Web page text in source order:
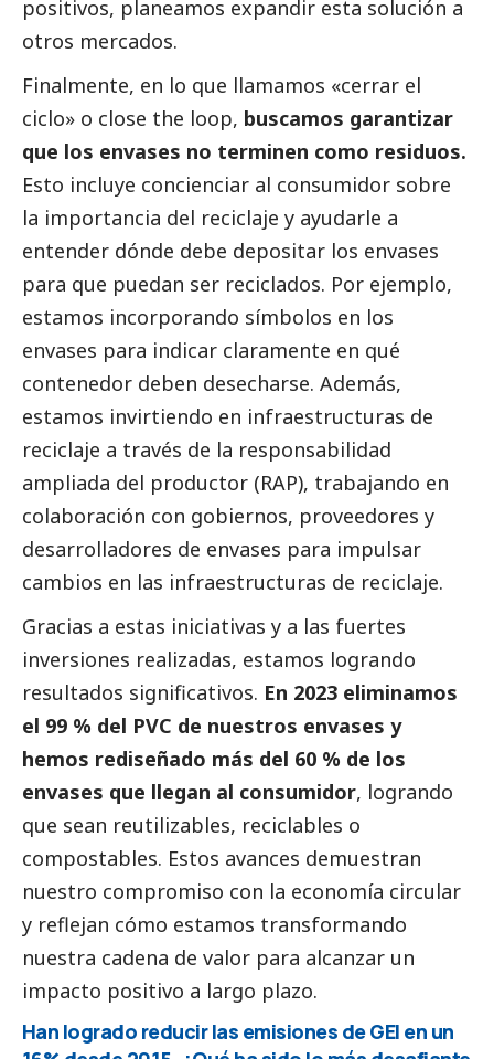
positivos, planeamos expandir esta solución a
otros mercados.
Finalmente, en lo que llamamos «cerrar el
ciclo» o close the loop, buscamos garantizar
que los envases no terminen como residuos.
Esto incluye concienciar al consumidor sobre
la importancia del reciclaje y ayudarle a
entender dónde debe depositar los envases
para que puedan ser reciclados. Por ejemplo,
estamos incorporando símbolos en los
envases para indicar claramente en qué
contenedor deben desecharse. Además,
estamos invirtiendo en infraestructuras de
reciclaje a través de la responsabilidad
ampliada del productor (RAP), trabajando en
colaboración con gobiernos, proveedores y
desarrolladores de envases para impulsar
cambios en las infraestructuras de reciclaje.
Gracias a estas iniciativas y a las fuertes
inversiones realizadas, estamos logrando
resultados significativos. En 2023 eliminamos
el 99 % del PVC de nuestros envases y
hemos rediseñado más del 60 % de los
envases que llegan al consumidor, logrando
que sean reutilizables, reciclables o
compostables. Estos avances demuestran
nuestro compromiso con la economía circular
y reflejan cómo estamos transformando
nuestra cadena de valor para alcanzar un
impacto positivo a largo plazo.
Han logrado reducir las emisiones de GEI en un